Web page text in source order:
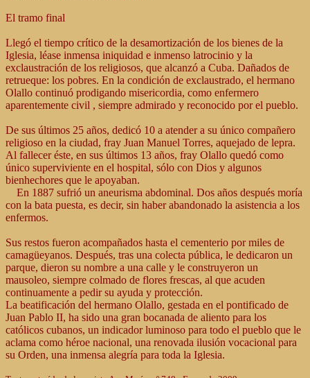
El tramo final
Llegó el tiempo crítico de la desamortización de los bienes de la
Iglesia, léase inmensa iniquidad e inmenso latrocinio y la
exclaustración de los religiosos, que alcanzó a Cuba. Dañados de
retrueque: los pobres. En la condición de exclaustrado, el hermano
Olallo continuó prodigando misericordia, como enfermero
aparentemente civil , siempre admirado y reconocido por el pueblo.
De sus últimos 25 años, dedicó 10 a atender a su único compañero
religioso en la ciudad, fray Juan Manuel Torres, aquejado de lepra.
Al fallecer éste, en sus últimos 13 años, fray Olallo quedó como
único superviviente en el hospital, sólo con Dios y algunos
bienhechores que le apoyaban.
En 1887 sufrió un aneurisma abdominal. Dos años después moría
con la bata puesta, es decir, sin haber abandonado la asistencia a los
enfermos.
Sus restos fueron acompañados hasta el cementerio por miles de
camagüeyanos. Después, tras una colecta pública, le dedicaron un
parque, dieron su nombre a una calle y le construyeron un
mausoleo, siempre colmado de flores frescas, al que acuden
continuamente a pedir su ayuda y protección.
La beatificación del hermano Olallo, gestada en el pontificado de
Juan Pablo II, ha sido una gran bocanada de aliento para los
católicos cubanos, un indicador luminoso para todo el pueblo que le
aclama como héroe nacional, una renovada ilusión vocacional para
su Orden, una inmensa alegría para toda la Iglesia.